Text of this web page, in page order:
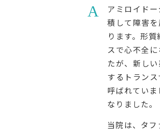
アミロイド
積して障害
ります。形
スで心不全
たが、新し
するトラン
呼ばれてい
なりました。
当院は、タフ